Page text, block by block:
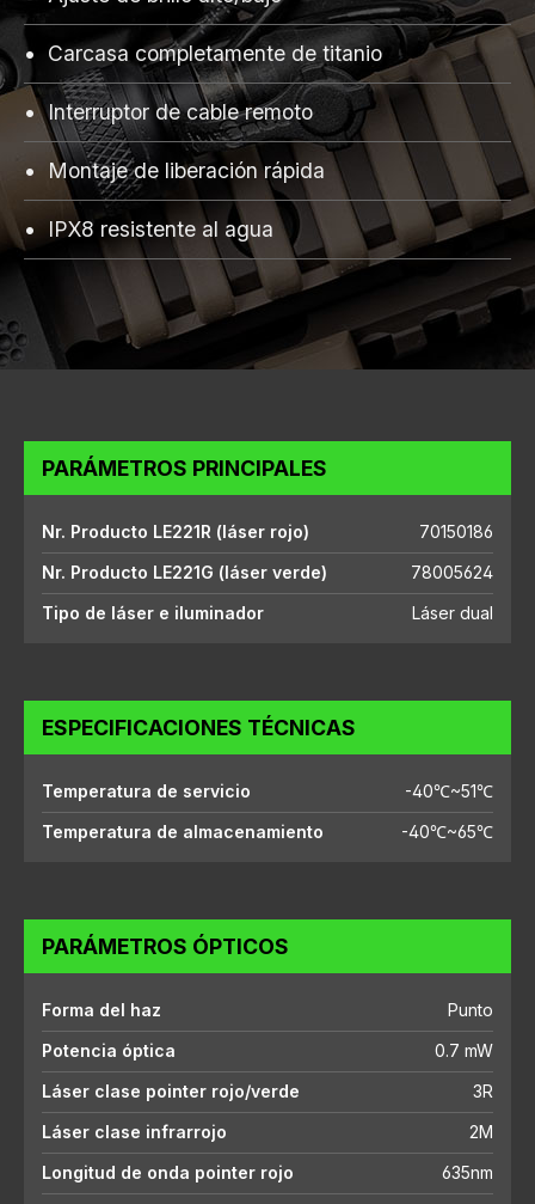
Carcasa completamente de titanio
Interruptor de cable remoto
Montaje de liberación rápida
IPX8 resistente al agua
PARÁMETROS PRINCIPALES
Nr. Producto LE221R (láser rojo)
70150186
Nr. Producto LE221G (láser verde)
78005624
Tipo de láser e iluminador
Láser dual
ESPECIFICACIONES TÉCNICAS
Temperatura de servicio
-40℃~51℃
Temperatura de almacenamiento
-40℃~65℃
PARÁMETROS ÓPTICOS
Forma del haz
Punto
Potencia óptica
0.7 mW
Láser clase pointer rojo/verde
3R
Láser clase infrarrojo
2M
Longitud de onda pointer rojo
635nm